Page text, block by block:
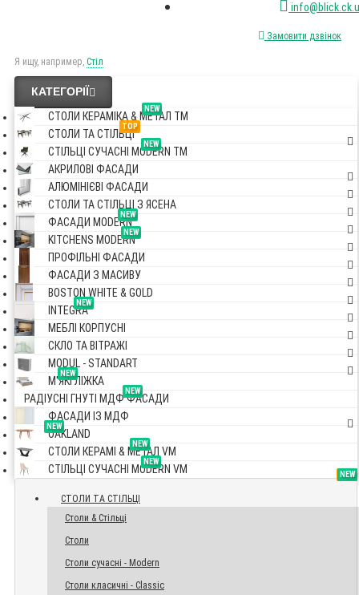
Замовити дзвінок
Я ищу, например, Стіл
КАТЕГОРІЇ
NEW
СТОЛИ КЕРАМІКА & МЕТАЛ TM
TOP
СТОЛИ ТА СТІЛЬЦІ
NEW
СТІЛЬЦІ СУЧАСНІ MODERN TM
АКРИЛОВІ ФАСАДИ
АЛЮМІНІЄВІ ФАСАДИ
СТОЛИ ТА СТІЛЬЦІ З ЯСЕНА
NEW
ФАСАДИ MODERN
NEW
KITCHENS MODERN
ПРОФІЛЬНІ ФАСАДИ
ФАСАДИ З МАСИВУ
BOSTON WHITE & GOLD
NEW
INTEGRA
МЕБЛІ КОРПУСНІ
СКЛО ТА ВІТРАЖІ
MODUL - STANDART
NEW
М'ЯКІ ЛІЖКА
NEW
РАДІУСНІ ГНУТІ МДФ ФАСАДИ
ФАСАДИ ІЗ МДФ
NEW
OAKLAND
NEW
СТОЛИ КЕРАМІ & МЕТАЛ VM
NEW
СТІЛЬЦІ СУЧАСНІ MODERN VM TOP
СТОЛИ ТА СТІЛЬЦІ
Столи & Стільці
Столи
Столи сучасні - Modern
Столи класичні - Classic
NEW
NEW
NEW